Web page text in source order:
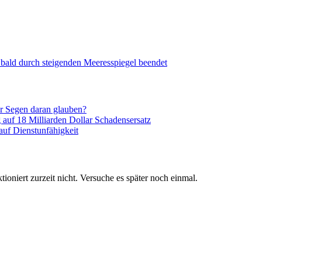
durch steigenden Meeresspiegel beendet
daran glauben?
18 Milliarden Dollar Schadensersatz
Dienstunfähigkeit
zurzeit nicht. Versuche es später noch einmal.